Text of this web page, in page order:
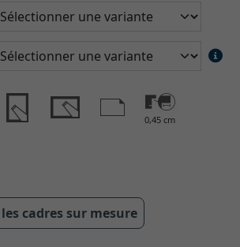
0,45 cm
cadres sur mesure